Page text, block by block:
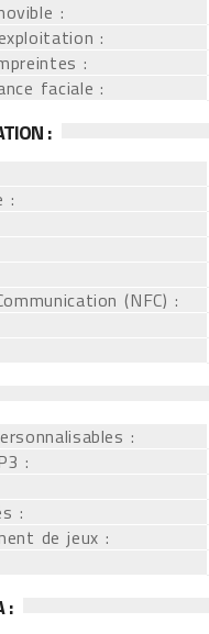
:
:
:
faciale :
:
:
(NFC) :
:
:
:
de jeux :
: